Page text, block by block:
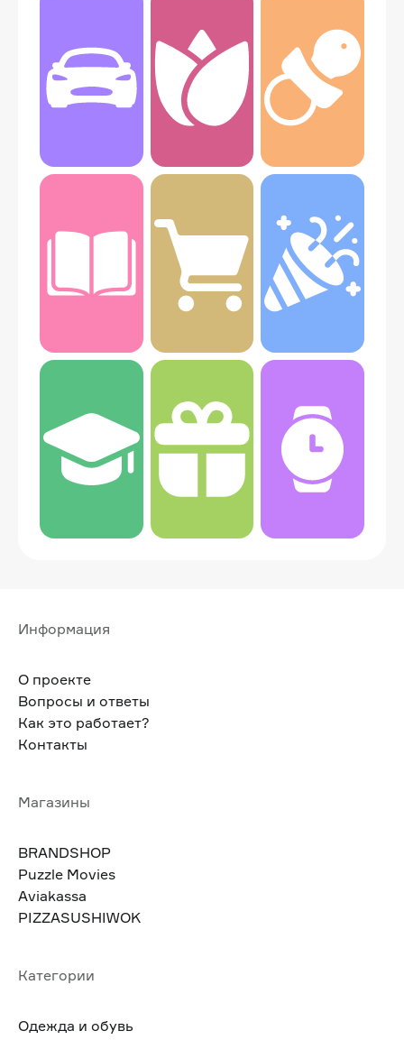
Информация
О проекте
Вопросы и ответы
Как это работает?
Контакты
Магазины
BRANDSHOP
Puzzle Movies
Aviakassa
PIZZASUSHIWOK
Категории
Одежда и обувь